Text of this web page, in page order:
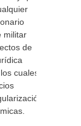
militar
de
cuales